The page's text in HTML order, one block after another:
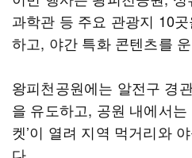
과학관 등 주요 관광지 10
하고, 야간 특화 콘텐츠를
왕피천공원에는 알전구 경
을 유도하고, 공원 내에서는
켓’이 열려 지역 먹거리와